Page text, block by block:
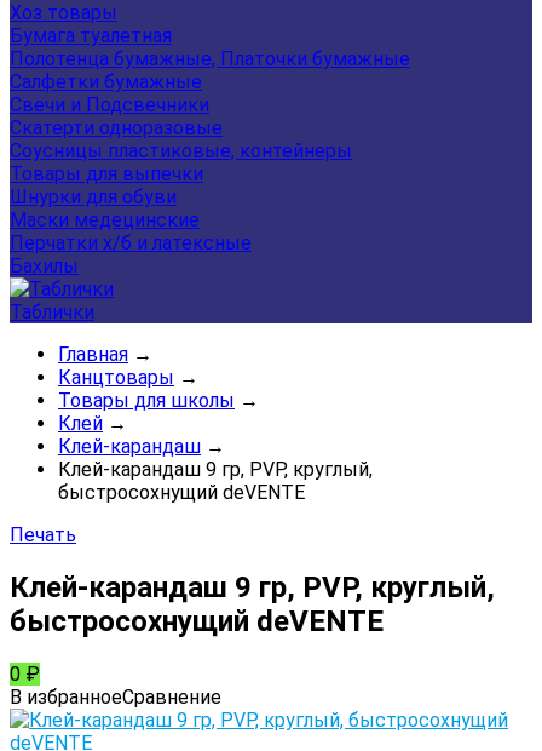
Хоз товары
Бумага туалетная
Полотенца бумажные, Платочки бумажные
Салфетки бумажные
Свечи и Подсвечники
Скатерти одноразовые
Соусницы пластиковые, контейнеры
Товары для выпечки
Шнурки для обуви
Маски медецинские
Перчатки х/б и латексные
Бахилы
Таблички
Главная →
Канцтовары →
Товары для школы →
Клей →
Клей-карандаш →
Клей-карандаш 9 гр, PVP, круглый,
быстросохнущий deVENTE
Печать
Клей-карандаш 9 гр, PVP, круглый,
быстросохнущий deVENTE
0 ₽
В избранноеСравнение